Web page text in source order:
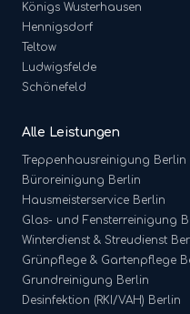
Königs Wusterhausen
Hennigsdorf
Teltow
Ludwigsfelde
Schönefeld
Alle Leistungen
Treppenhausreinigung Berlin
Büroreinigung Berlin
Hausmeisterservice Berlin
Glas- und Fensterreinigung
Winterdienst & Streudienst
Grünpflege & Gartenpflege
Grundreinigung Berlin
Desinfektion (RKI/VAH) Berlin